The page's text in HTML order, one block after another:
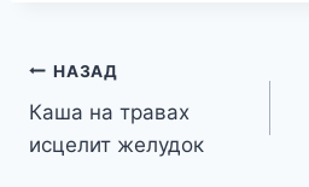
Навигация
по
НАЗАД
Каша на травах
исцелит желудок